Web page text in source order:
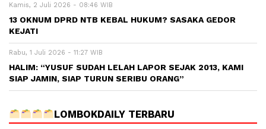
Kamis, 2 Juli 2026 - 08:46 WIB
13 OKNUM DPRD NTB KEBAL HUKUM? SASAKA GEDOR
KEJATI
Rabu, 1 Juli 2026 - 11:27 WIB
HALIM: “YUSUF SUDAH LELAH LAPOR SEJAK 2013, KAMI
SIAP JAMIN, SIAP TURUN SERIBU ORANG”
LOMBOKDAILY TERBARU